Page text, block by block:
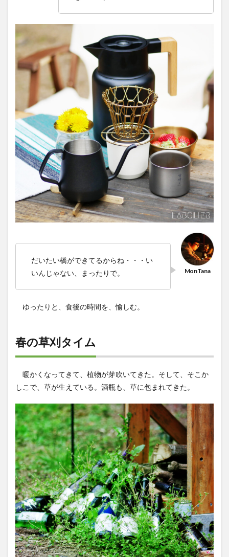
だいたい橋ができてるからね・・・い
いんじゃない、まったりで。
ゆったりと、食後の時間を、愉しむ。
春の草刈タイム
暖かくなってきて、植物が芽吹いてきた。そして、そこか
しこで、草が生えている。酒瓶も、草に包まれてきた。